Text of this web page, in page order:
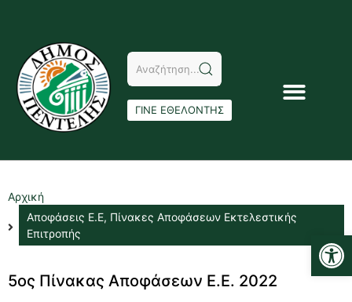
ΓΙΝΕ ΕΘΕΛΟΝΤΗΣ
Αρχική
Αποφάσεις Ε.Ε, Πίνακες Αποφάσεων Εκτελεστικής
Επιτροπής
5ος Πίνακας Αποφάσεων Ε.Ε. 2022